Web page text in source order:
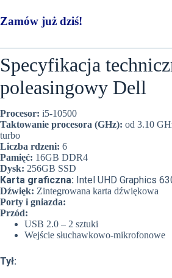
Zamów już dziś!
Specyfikacja
poleasingowy Dell
Procesor: i5-10500
Taktowanie procesora (GHz): od 3.10
turbo
Liczba rdzeni: 6
Pamięć: 16GB DDR4
Dysk: 256GB SSD
Karta graficzna: Intel UHD Graphics
Dźwięk: Zintegrowana karta dźwiękowa
Porty i gniazda:
Przód:
USB 2.0 – 2 sztuki
Wejście słuchawkowo-mikrofonowe
Tył: